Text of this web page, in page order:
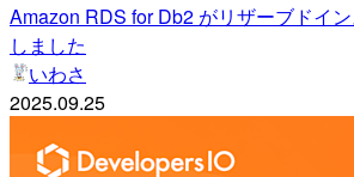
Amazon RDS for Db2 がリザーブドイ
しました
いわさ
2025.09.25